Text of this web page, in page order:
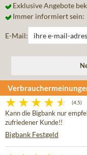
Exklusive Angebote
Immer informiert sein:
E-Mail:
(4,5)
Kann die Bigbank nur
zufriedener Kunde!!
Bigbank Festgeld